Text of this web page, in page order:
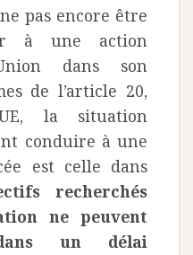
pas encore être
à une action
dans son
de l’article 20,
la situation
conduire à une
est celle dans
recherchés
ne peuvent
un délai